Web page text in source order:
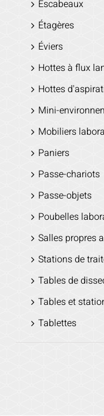
Escabeaux
Étagères
Éviers
Hottes à flux
Hottes
Mini-
Mobiliers
Paniers
Passe-chariots
Passe-objets
Poubelles
Salles propres
Stations de
Tables de
Tables et
Tablettes